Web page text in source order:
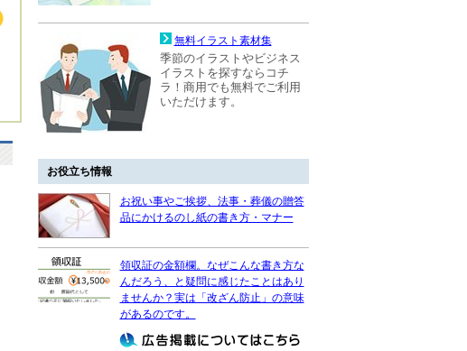
無料イラスト素材集
季節のイラストやビジネス
イラストを探すならコチ
ラ！商用でも無料でご利用
いただけます。
お役立ち情報
お祝い事やご挨拶、法事・葬儀の贈答
品にかけるのし紙の書き方・マナー
領収証の金額欄。なぜこんな書き方な
んだろう、と疑問に感じたことはあり
ませんか？実は「改ざん防止」の意味
があるのです。